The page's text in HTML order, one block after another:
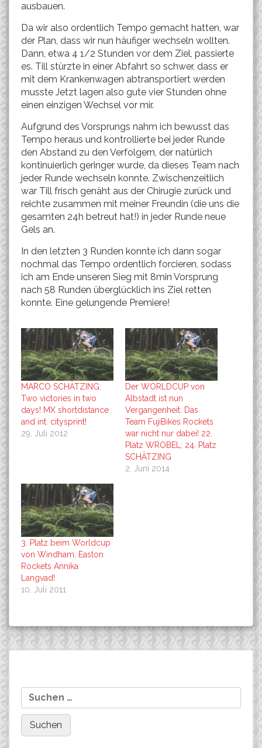
ausbauen.
Da wir also ordentlich Tempo gemacht hatten, war
der Plan, dass wir nun häufiger wechseln wollten.
Dann, etwa 4 1/2 Stunden vor dem Ziel, passierte
es. Till stürzte in einer Abfahrt so schwer, dass er
mit dem Krankenwagen abtransportiert werden
musste Jetzt lagen also gute vier Stunden ohne
einen einzigen Wechsel vor mir.
Aufgrund des Vorsprungs nahm ich bewusst das
Tempo heraus und kontrollierte bei jeder Runde
den Abstand zu den Verfolgern, der natürlich
kontinuierlich geringer wurde, da dieses Team nach
jeder Runde wechseln konnte. Zwischenzeitlich
war Till frisch genäht aus der Chirugie zurück und
reichte zusammen mit meiner Freundin (die uns die
gesamten 24h betreut hat!) in jeder Runde neue
Gels an.
In den letzten 3 Runden konnte ich dann sogar
nochmal das Tempo ordentlich forcieren, sodass
ich am Ende unseren Sieg mit 8min Vorsprung
nach 58 Runden überglücklich ins Ziel retten
konnte. Eine gelungende Premiere!
MARCO SCHÄTZING:
Two victories in two
days! MX shortdistance
and int. citysprint!
29. Juli 2012
Der WORLDCUP von
Albstadt ist nun
Vergangenheit. Das
Team FujiBikes Rockets
war nicht nur dabei! 22.
Platz WROBEL; 24. Platz
SCHÄTZING
2. Juni 2014
3. Platz beim Worldcup
von Windham, Easton
Rockets Annika
Langvad!
10. Juli 2011